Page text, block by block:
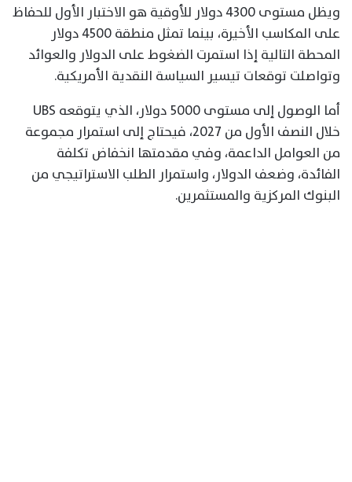
ويظل مستوى 4300 دولار للأوقية هو الاختبار الأول للحفاظ
على المكاسب الأخيرة، بينما تمثل منطقة 4500 دولار
المحطة التالية إذا استمرت الضغوط على الدولار والعوائد
وتواصلت توقعات تيسير السياسة النقدية الأمريكية.
أما الوصول إلى مستوى 5000 دولار، الذي يتوقعه UBS
خلال النصف الأول من 2027، فيحتاج إلى استمرار مجموعة
من العوامل الداعمة، وفي مقدمتها انخفاض تكلفة
الفائدة، وضعف الدولار، واستمرار الطلب الاستراتيجي من
البنوك المركزية والمستثمرين.